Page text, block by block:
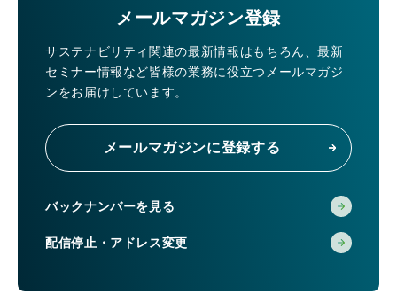
メールマガジン登録
サステナビリティ関連の最新情報はもちろん、最新
セミナー情報など皆様の業務に役立つメールマガジ
ンをお届けしています。
メールマガジンに登録する
バックナンバーを見る
配信停止・アドレス変更